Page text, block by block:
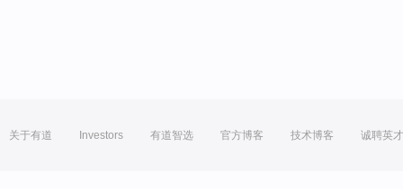
关于有道 Investors 有道智选 官方博客 技术博客 诚聘英才